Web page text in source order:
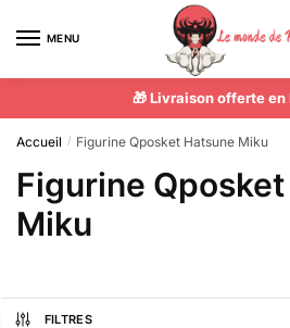
MENU
🎁 Livraison offerte en
Accueil / Figurine Qposket Hatsune Miku
Figurine
Miku
FILTRES